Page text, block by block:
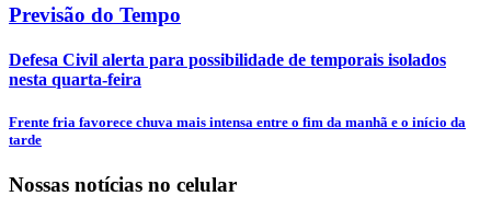
Previsão do Tempo
Defesa Civil alerta para possibilidade de temporais isolados
nesta quarta-feira
Frente fria favorece chuva mais intensa entre o fim da manhã e o início da
tarde
Nossas notícias no celular